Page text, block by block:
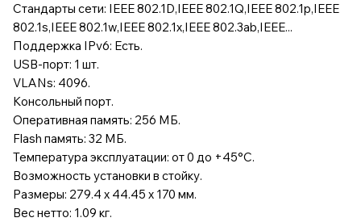
Стандарты сети: IEEE 802.1D,IEEE 802.1Q,IEEE 802.1p,IEEE
802.1s,IEEE 802.1w,IEEE 802.1x,IEEE 802.3ab,IEEE...
Поддержка IPv6: Есть.
USB-порт: 1 шт.
VLANs: 4096.
Консольный порт.
Оперативная память: 256 МБ.
Flash память: 32 МБ.
Температура эксплуатации: от 0 до +45°С.
Возможность установки в стойку.
Размеры: 279.4 x 44.45 x 170 мм.
Вес нетто: 1.09 кг.